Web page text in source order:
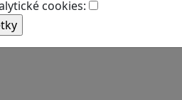
cookies: